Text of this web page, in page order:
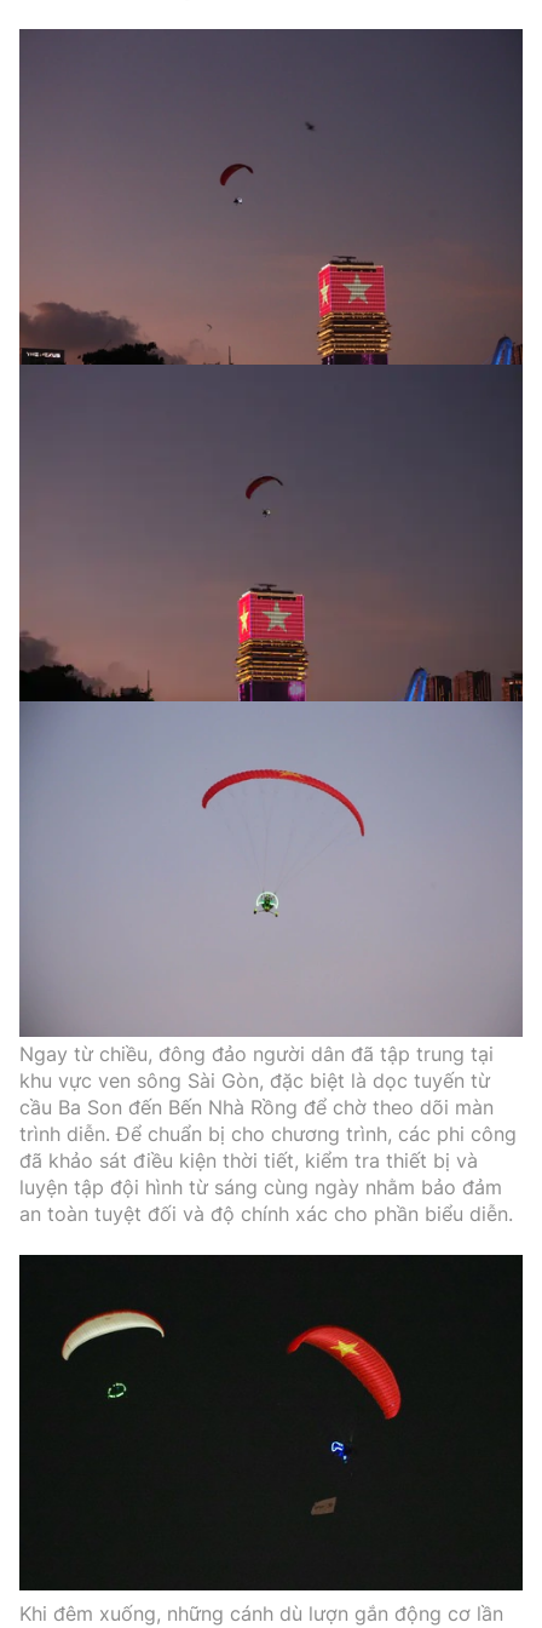
Nguyễn Thị Hồng Nga
Quảng cáo và Phát hành:
0915 057 282
bandoc@baoxaydung.vn
Ngay từ chiều, đông đảo người dân đã tập trung tại
khu vực ven sông Sài Gòn, đặc biệt là dọc tuyến từ
cầu Ba Son đến Bến Nhà Rồng để chờ theo dõi màn
trình diễn. Để chuẩn bị cho chương trình, các phi công
đã khảo sát điều kiện thời tiết, kiểm tra thiết bị và
luyện tập đội hình từ sáng cùng ngày nhằm bảo đảm
an toàn tuyệt đối và độ chính xác cho phần biểu diễn.
Khi đêm xuống, những cánh dù lượn gắn động cơ lần